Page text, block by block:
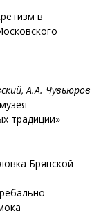
в
А.А. Чувьюров
традиции»
Брянской